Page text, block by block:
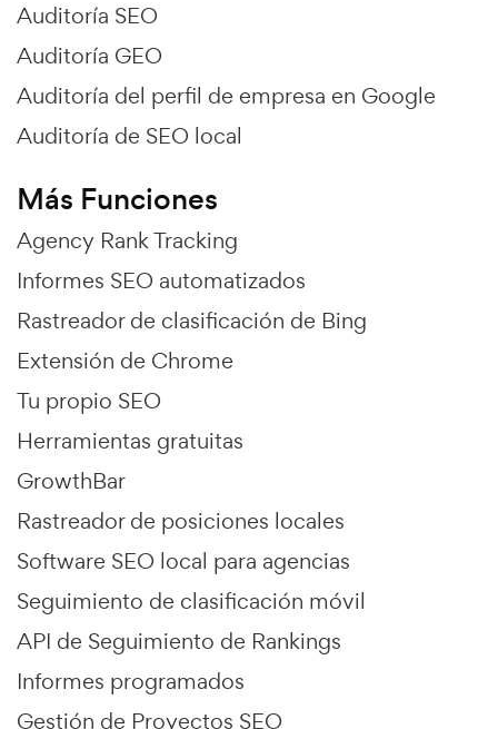
Auditoría SEO
Auditoría GEO
Auditoría del perfil de empresa en Google
Auditoría de SEO local
Más Funciones
Agency Rank Tracking
Informes SEO automatizados
Rastreador de clasificación de Bing
Extensión de Chrome
Tu propio SEO
Herramientas gratuitas
GrowthBar
Rastreador de posiciones locales
Software SEO local para agencias
Seguimiento de clasificación móvil
API de Seguimiento de Rankings
Informes programados
Gestión de Proyectos SEO